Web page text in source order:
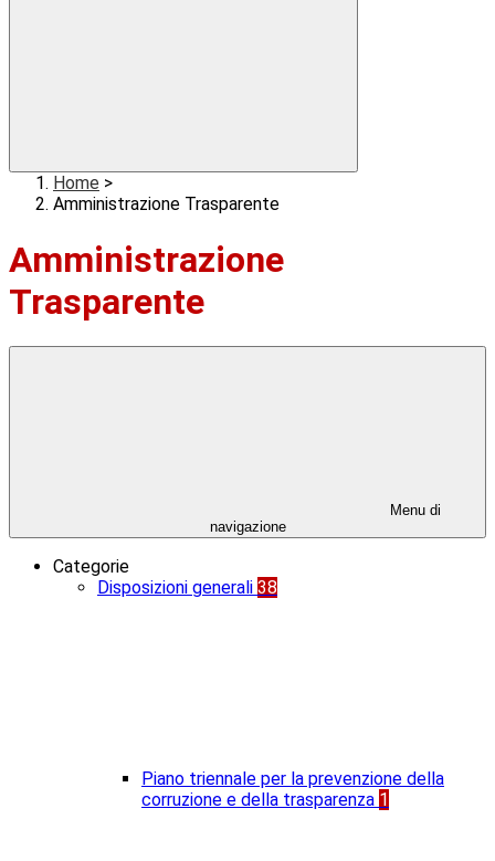
Home >
Amministrazione Trasparente
Amministrazione
Trasparente
Menu di
navigazione
Categorie
Disposizioni generali 38
Piano triennale per la prevenzione della
corruzione e della trasparenza 1